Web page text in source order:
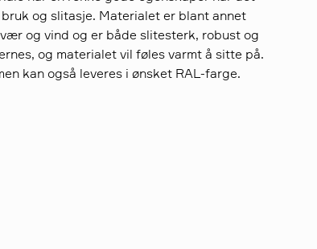
og slitasje. Materialet er blant annet
og vind og er både slitesterk, robust og
og materialet vil føles varmt å sitte på.
kan også leveres i ønsket RAL-farge.